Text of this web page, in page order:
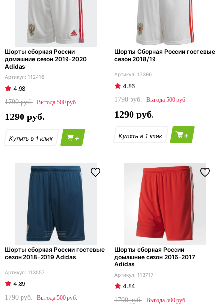
Шорты сборная России
домашние сезон 2019-2020
Adidas
112416
4.98
1790
500
1290
+
Шорты Сборная России гостевые
сезон 2018/19
17396
4.86
1790
500
1290
+
Шорты сборная России гостевые
сезон 2018-2019 Adidas
113557
4.89
1790
500
Шорты сборная России
домашние сезон 2016-2017
Adidas
113717
4.84
1790
500